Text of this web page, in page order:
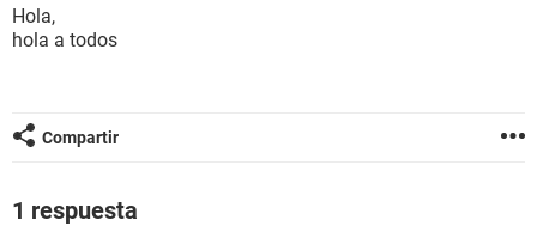
Hola,
hola a todos
Compartir
1 respuesta